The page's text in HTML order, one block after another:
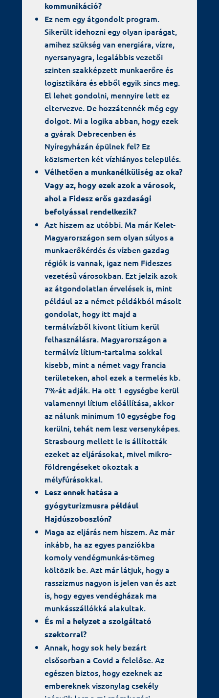
kommunikáció?
Ez nem egy átgondolt program.
Sikerült idehozni egy olyan iparágat,
amihez szükség van energiára, vízre,
nyersanyagra, legalábbis vezetői
szinten szakképzett munkaerőre és
logisztikára és ebből egyik sincs meg.
El lehet gondolni, mennyire lett ez
eltervezve. De hozzátennék még egy
dolgot. Mi a logika abban, hogy ezek
a gyárak Debrecenben és
Nyíregyházán épülnek fel? Ez
közismerten két vízhiányos település.
Vélhetően a munkanélküliség az oka?
Vagy az, hogy ezek azok a városok,
ahol a Fidesz erős gazdasági
befolyással rendelkezik?
Azt hiszem az utóbbi. Ma már Kelet-
Magyarországon sem olyan súlyos a
munkaerőkérdés és vízben gazdag
régiók is vannak, igaz nem Fideszes
vezetésű városokban. Ezt jelzik azok
az átgondolatlan érvelések is, mint
például az a német példákból másolt
gondolat, hogy itt majd a
termálvízből kivont lítium kerül
felhasználásra. Magyarországon a
termálvíz lítium-tartalma sokkal
kisebb, mint a német vagy francia
területeken, ahol ezek a termelés kb.
7%-át adják. Ha ott 1 egységbe kerül
valamennyi lítium előállítása, akkor
az nálunk minimum 10 egységbe fog
kerülni, tehát nem lesz versenyképes.
Strasbourg mellett le is állították
ezeket az eljárásokat, mivel mikro-
földrengéseket okoztak a
mélyfúrásokkal.
Lesz ennek hatása a
gyógyturizmusra például
Hajdúszoboszlón?
Maga az eljárás nem hiszem. Az már
inkább, ha az egyes panziókba
komoly vendégmunkás-tömeg
költözik be. Azt már látjuk, hogy a
rasszizmus nagyon is jelen van és azt
is, hogy egyes vendégházak ma
munkásszállókká alakultak.
És mi a helyzet a szolgáltató
szektorral?
Annak, hogy sok hely bezárt
elsősorban a Covid a felelőse. Az
egészen biztos, hogy ezeknek az
embereknek viszonylag csekély